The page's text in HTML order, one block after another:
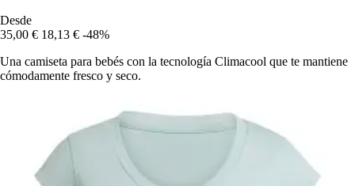
Desde
35,00 € 18,13 € -48%
Una camiseta para bebés con la tecnología Climacool que te mantiene
cómodamente fresco y seco.